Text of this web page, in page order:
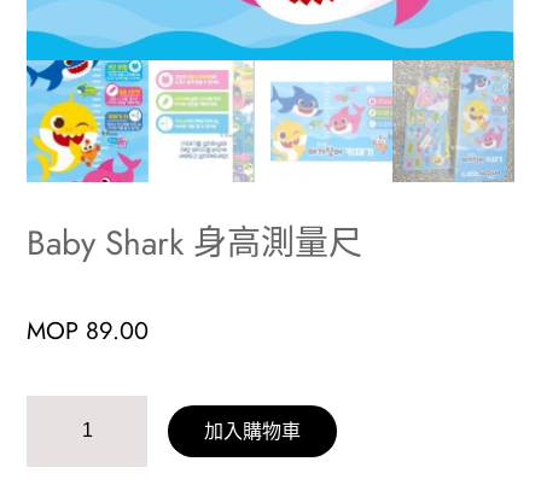
Baby Shark 身高測量尺
MOP 89.00
加入購物車